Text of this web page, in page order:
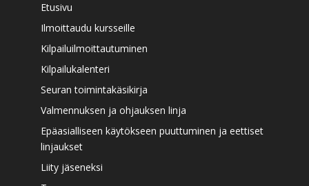
Etusivu
Ilmoittaudu kursseille
Kilpailuilmoittautuminen
Kilpailukalenteri
Seuran toimintakäsikirja
Valmennuksen ja ohjauksen linja
Epäasialliseen käytökseen puuttuminen ja eettiset
linjaukset
Liity jäseneksi